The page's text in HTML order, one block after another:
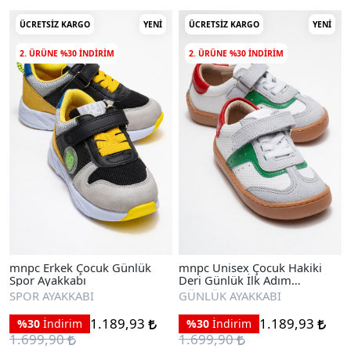
ÜCRETSIZ KARGO YENI
2. ÜRÜNE %30 INDIRIM
mnpc Erkek Çocuk Günlük
Spor Ayakkabı
SPOR AYAKKABI
%30 İndirim
1.189,93
1.699,90
ÜCRETSIZ KARGO YENI
2. ÜRÜNE %30 INDIRIM
mnpc Unisex Çocuk Hakiki
Deri Günlük İlk Adım
Ayakkabı
GÜNLÜK AYAKKABI
%30 İndirim
1.189,93
1.699,90